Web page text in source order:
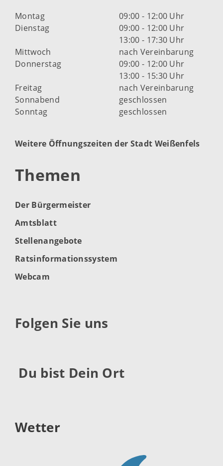
Montag
09:00 - 12:00 Uhr
Dienstag
09:00 - 12:00 Uhr
13:00 - 17:30 Uhr
Mittwoch
nach Vereinbarung
Donnerstag
09:00 - 12:00 Uhr
13:00 - 15:30 Uhr
Freitag
nach Vereinbarung
Sonnabend
geschlossen
Sonntag
geschlossen
Weitere Öffnungszeiten der Stadt Weißenfels
Themen
Der Bürgermeister
Amtsblatt
Stellenangebote
Ratsinformationssystem
Webcam
Folgen Sie uns
Du bist Dein Ort
Wetter